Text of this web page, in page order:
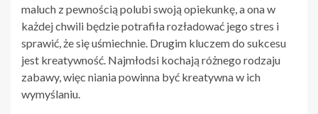
maluch z pewnością polubi swoją opiekunkę, a ona w
każdej chwili będzie potrafiła rozładować jego stres i
sprawić, że się uśmiechnie. Drugim kluczem do sukcesu
jest kreatywność. Najmłodsi kochają różnego rodzaju
zabawy, więc niania powinna być kreatywna w ich
wymyślaniu.